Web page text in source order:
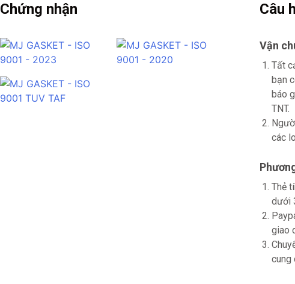
Chứng nhận Câu
Vận
Tất
bạn
báo
TNT.
các
Thẻ
dưới
giao
cung